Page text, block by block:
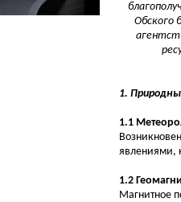
Обского
1.
1.1
явлениями,
1.2
Магнитное